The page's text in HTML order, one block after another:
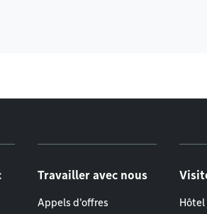
Travailler avec nous
Appels d'offres